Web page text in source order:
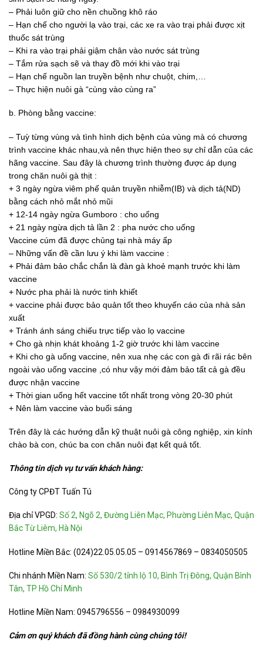
– Phải luôn giữ cho nền chuồng khô ráo
– Hạn chế cho người lạ vào trại, các xe ra vào trại phải được xịt
thuốc sát trùng
– Khi ra vào trại phải giậm chân vào nước sát trùng
– Tắm rửa sạch sẽ và thay đồ mới khi vào trại
– Hạn chế nguồn lan truyền bệnh như chuột, chim,…
– Thực hiện nuôi gà “cùng vào cùng ra”
b. Phòng bằng vaccine:
– Tuỳ từng vùng và tình hình dịch bệnh của vùng mà có chương
trình vaccine khác nhau,và nên thực hiện theo sự chỉ dẫn của các
hãng vaccine. Sau đây là chương trình thường được áp dụng
trong chăn nuôi gà thịt :
+ 3 ngày ngừa viêm phế quản truyền nhiễm(IB) và dịch tả(ND)
bằng cách nhỏ mắt nhỏ mũi
+ 12-14 ngày ngừa Gumboro : cho uống
+ 21 ngày ngừa dịch tả lần 2 : pha nước cho uống
Vaccine cúm đã được chủng tại nhà máy ấp
– Những vấn đề cần lưu ý khi làm vaccine :
+ Phải đảm bảo chắc chắn là đàn gà khoẻ mạnh trước khi làm
vaccine
+ Nước pha phải là nước tinh khiết
+ vaccine phải được bảo quản tốt theo khuyến cáo của nhà sản
xuất
+ Tránh ánh sáng chiếu trực tiếp vào lọ vaccine
+ Cho gà nhịn khát khoảng 1-2 giờ trước khi làm vaccine
+ Khi cho gà uống vaccine, nên xua nhẹ các con gà đi rãi rác bên
ngoài vào uống vaccine ,có như vậy mới đảm bảo tất cả gà đều
được nhận vaccine
+ Thời gian uống hết vaccine tốt nhất trong vòng 20-30 phút
+ Nên làm vaccine vào buổi sáng
Trên đây là các hướng dẫn kỹ thuật nuôi gà công nghiệp, xin kính
chào bà con, chúc ba con chăn nuôi đạt kết quả tốt.
Thông tin dịch vụ tư vấn khách hàng:
Công ty CPĐT Tuấn Tú
Địa chỉ VPGD: Số 2, Ngõ 2, Đường Liên Mạc, Phường Liên Mạc, Quận
Bắc Từ Liêm, Hà Nội
Hotline Miền Bắc: (024)22.05.05.05 – 0914567869 – 0834050505
Chi nhánh Miền Nam: Số 530/2 tỉnh lộ 10, Bình Trị Đông, Quận Bình
Tân, TP Hồ Chí Minh
Hotline Miền Nam: 0945796556 – 0984930099
Cảm ơn quý khách đã đồng hành cùng chúng tôi!